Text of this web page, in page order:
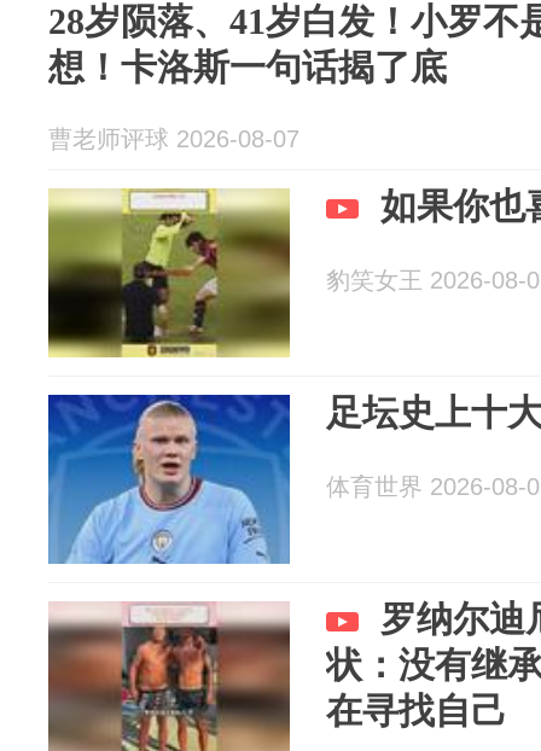
28岁陨落、41岁白发！小罗不
想！卡洛斯一句话揭了底
曹老师评球 2026-08-07
如果你也
豹笑女王 2026-08-
足坛史上十
体育世界 2026-08-
罗纳尔迪
状：没有继
在寻找自己